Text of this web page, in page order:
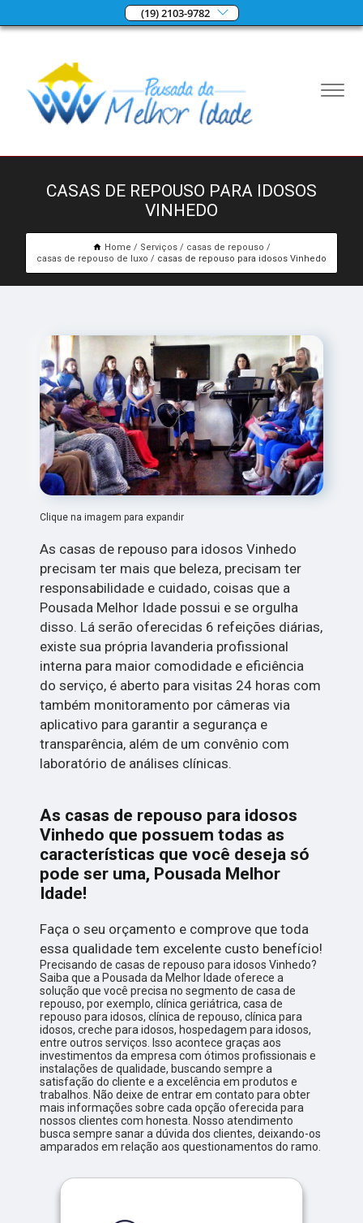
(19) 2103-9782
CASAS DE REPOUSO PARA IDOSOS
VINHEDO
Home Serviços
casas de repouso
casas de repouso de luxo
casas de repouso para idosos Vinhedo
Clique na imagem para expandir
As casas de repouso para idosos Vinhedo
precisam ter mais que beleza, precisam ter
responsabilidade e cuidado, coisas que a
Pousada Melhor Idade possui e se orgulha
disso. Lá serão oferecidas 6 refeições diárias,
existe sua própria lavanderia profissional
interna para maior comodidade e eficiência
do serviço, é aberto para visitas 24 horas com
também monitoramento por câmeras via
aplicativo para garantir a segurança e
transparência, além de um convênio com
laboratório de análises clínicas.
As casas de repouso para idosos
Vinhedo que possuem todas as
características que você deseja só
pode ser uma, Pousada Melhor
Idade!
Faça o seu orçamento e comprove que toda
essa qualidade tem excelente custo benefício!
Precisando de casas de repouso para idosos Vinhedo?
Saiba que a Pousada da Melhor Idade oferece a
solução que você precisa no segmento de casa de
repouso, por exemplo, clínica geriátrica, casa de
repouso para idosos, clínica de repouso, clínica para
idosos, creche para idosos, hospedagem para idosos,
entre outros serviços. Isso acontece graças aos
investimentos da empresa com ótimos profissionais e
instalações de qualidade, buscando sempre a
satisfação do cliente e a excelência em produtos e
trabalhos. Não deixe de entrar em contato para obter
mais informações sobre cada opção oferecida para
nossos clientes com honesta. Nosso atendimento
busca sempre sanar a dúvida dos clientes, deixando-os
amparados em relação aos questionamentos do ramo.